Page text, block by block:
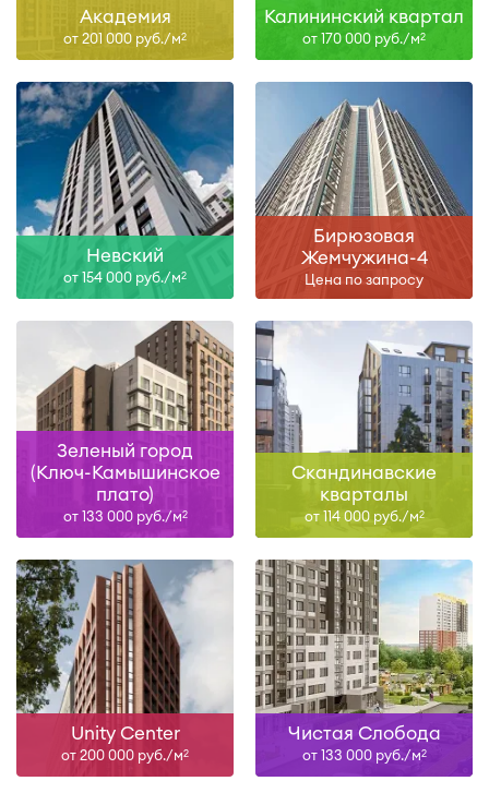
Академия
от 201 000 руб./м2
Калининский квартал
от 170 000 руб./м2
Невский
от 154 000 руб./м2
Бирюзовая
Жемчужина-4
Цена по запросу
Зеленый город
(Ключ-Камышинское
плато)
от 133 000 руб./м2
Скандинавские
кварталы
от 114 000 руб./м2
Unity Center
от 200 000 руб./м2
Чистая Слобода
от 133 000 руб./м2